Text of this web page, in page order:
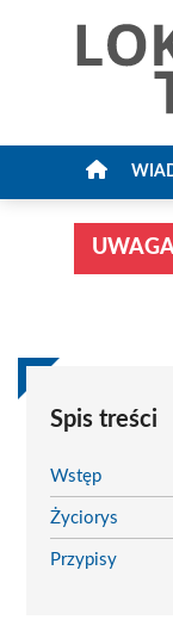
Spis treści
Wstęp
Życiorys
Przypisy